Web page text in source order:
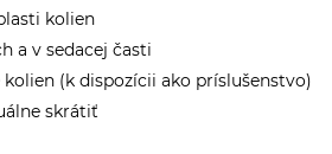
kolien
a v sedacej časti
(k dispozícii ako príslušenstvo)
skrátiť